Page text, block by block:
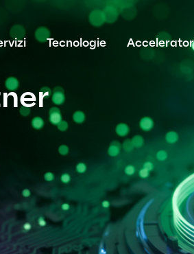
Tecnologie